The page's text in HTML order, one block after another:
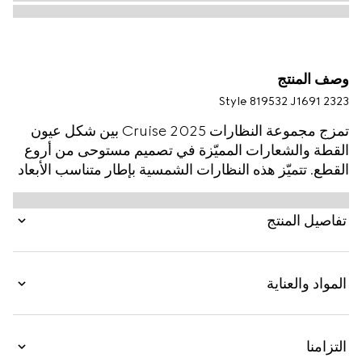
وصف المنتج
Style ‎819532 J1691 2323
تمزج مجموعة النظارات Cruise 2025 بين شكل عيون
القطة والشعارات المميّزة في تصميم مستوحى من أروع
القطع. تتميّز هذه النظارات الشمسية بإطار متناسب الأبعاد
وتفصيل شعار G المزدوج على الذراعَين.
تفاصيل المنتج
المواد والعناية
التزامنا